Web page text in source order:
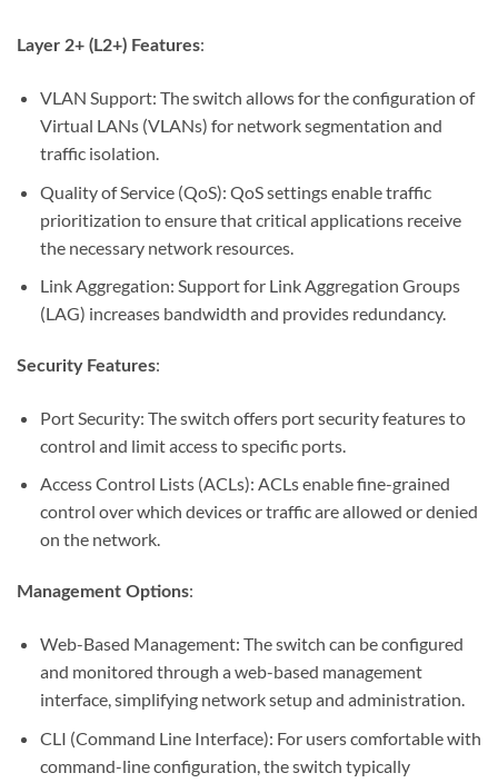
Layer 2+ (L2+) Features:
VLAN Support: The switch allows for the configuration of
Virtual LANs (VLANs) for network segmentation and
traffic isolation.
Quality of Service (QoS): QoS settings enable traffic
prioritization to ensure that critical applications receive
the necessary network resources.
Link Aggregation: Support for Link Aggregation Groups
(LAG) increases bandwidth and provides redundancy.
Security Features:
Port Security: The switch offers port security features to
control and limit access to specific ports.
Access Control Lists (ACLs): ACLs enable fine-grained
control over which devices or traffic are allowed or denied
on the network.
Management Options:
Web-Based Management: The switch can be configured
and monitored through a web-based management
interface, simplifying network setup and administration.
CLI (Command Line Interface): For users comfortable with
command-line configuration, the switch typically